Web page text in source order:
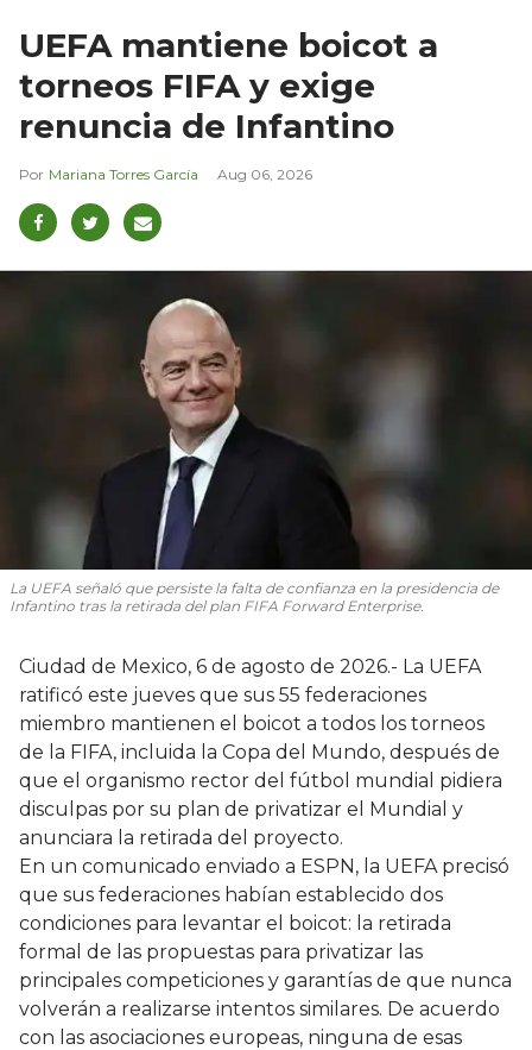
UEFA mantiene boicot a
torneos FIFA y exige
renuncia de Infantino
Mariana Torres García Aug 06, 2026
La UEFA señaló que persiste la falta de confianza en la presidencia de
Infantino tras la retirada del plan FIFA Forward Enterprise.
Ciudad de Mexico, 6 de agosto de 2026.- La UEFA
ratificó este jueves que sus 55 federaciones
miembro mantienen el boicot a todos los torneos
de la FIFA, incluida la Copa del Mundo, después de
que el organismo rector del fútbol mundial pidiera
disculpas por su plan de privatizar el Mundial y
anunciara la retirada del proyecto.
En un comunicado enviado a ESPN, la UEFA precisó
que sus federaciones habían establecido dos
condiciones para levantar el boicot: la retirada
formal de las propuestas para privatizar las
principales competiciones y garantías de que nunca
volverán a realizarse intentos similares. De acuerdo
con las asociaciones europeas, ninguna de esas